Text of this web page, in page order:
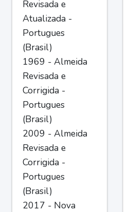
Revisada e
Atualizada -
Portugues
(Brasil)
1969 - Almeida
Revisada e
Corrigida -
Portugues
(Brasil)
2009 - Almeida
Revisada e
Corrigida -
Portugues
(Brasil)
2017 - Nova